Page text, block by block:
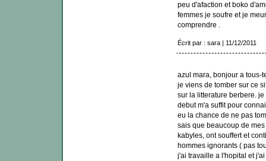
peu d'afaction et boko
femmes je soufre et je
comprendre .
Écrit par : sara | 11/12/2011
azul mara, bonjour a tous-
je viens de tomber sur ce
sur la litterature berbere.
debut m'a suffit pour
eu la chance de ne pas
sais que beaucoup de
kabyles, ont souffert et
hommes ignorants ( pas
j'ai travaille a l'hopital et